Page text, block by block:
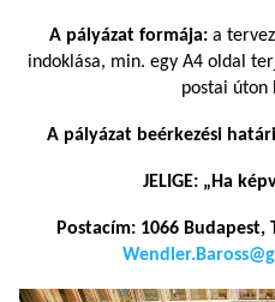
A pályázat formája: a
indoklása, min. egy A4 oldal
postai úton
A pályázat beérkezési
JELIGE: „Ha
Postacím: 1066 Budapest,